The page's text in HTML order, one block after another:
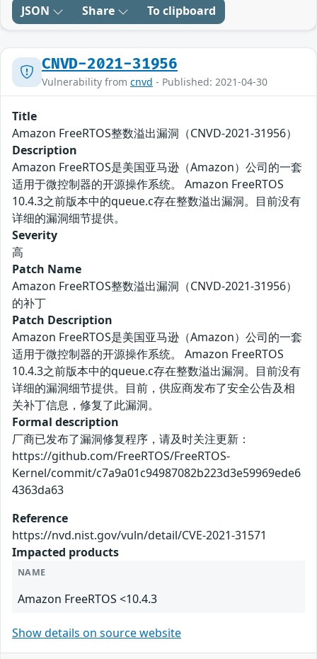
JSON Share To clipboard
CNVD-2021-31956
Vulnerability from cnvd - Published: 2021-04-30
Title
Amazon FreeRTOS整数溢出漏洞（CNVD-2021-31956）
Description
Amazon FreeRTOS是美国亚马逊（Amazon）公司的一套
适用于微控制器的开源操作系统。 Amazon FreeRTOS
10.4.3之前版本中的queue.c存在整数溢出漏洞。目前没有
详细的漏洞细节提供。
Severity
高
Patch Name
Amazon FreeRTOS整数溢出漏洞（CNVD-2021-31956）
的补丁
Patch Description
Amazon FreeRTOS是美国亚马逊（Amazon）公司的一套
适用于微控制器的开源操作系统。 Amazon FreeRTOS
10.4.3之前版本中的queue.c存在整数溢出漏洞。目前没有
详细的漏洞细节提供。目前，供应商发布了安全公告及相
关补丁信息，修复了此漏洞。
Formal description
厂商已发布了漏洞修复程序，请及时关注更新：
https://github.com/FreeRTOS/FreeRTOS-
Kernel/commit/c7a9a01c94987082b223d3e59969ede6
4363da63
Reference
https://nvd.nist.gov/vuln/detail/CVE-2021-31571
Impacted products
NAME
Amazon FreeRTOS <10.4.3
Show details on source website